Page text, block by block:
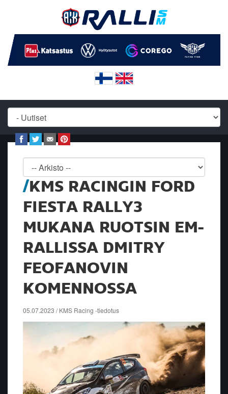
KMS RACINGIN FORD
FIESTA RALLY3
MUKANA RUOTSIN EM-
RALLISSA DMITRY
FEOFANOVIN
KOMENNOSSA
05.07.2023 / KMS Racing -tiedotus